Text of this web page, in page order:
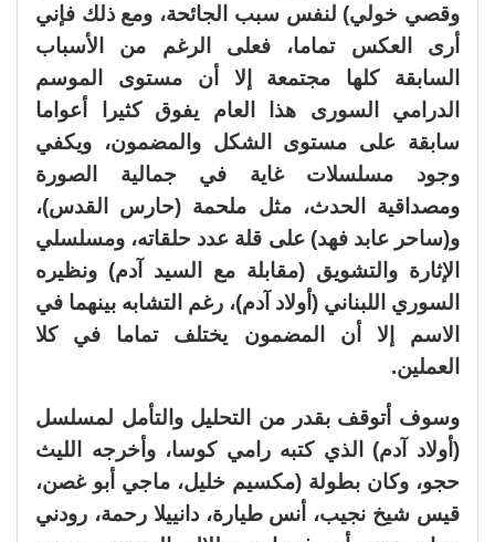
وقصي خولي) لنفس سبب الجائحة، ومع ذلك فإني
أرى العكس تماما، فعلى الرغم من الأسباب
السابقة كلها مجتمعة إلا أن مستوى الموسم
الدرامي السورى هذا العام يفوق كثيرا أعواما
سابقة على مستوى الشكل والمضمون، ويكفي
وجود مسلسلات غاية في جمالية الصورة
ومصداقية الحدث، مثل ملحمة (حارس القدس)،
و(ساحر عابد فهد) على قلة عدد حلقاته، ومسلسلي
الإثارة والتشويق (مقابلة مع السيد آدم) ونظيره
السوري اللبناني (أولاد آدم)، رغم التشابه بينهما في
الاسم إلا أن المضمون يختلف تماما في كلا
العملين.
وسوف أتوقف بقدر من التحليل والتأمل لمسلسل
(أولاد آدم) الذي كتبه رامي كوسا، وأخرجه الليث
حجو، وكان بطولة (مكسيم خليل، ماجي أبو غصن،
قيس شيخ نجيب، أنس طيارة، دانييلا رحمة، رودني